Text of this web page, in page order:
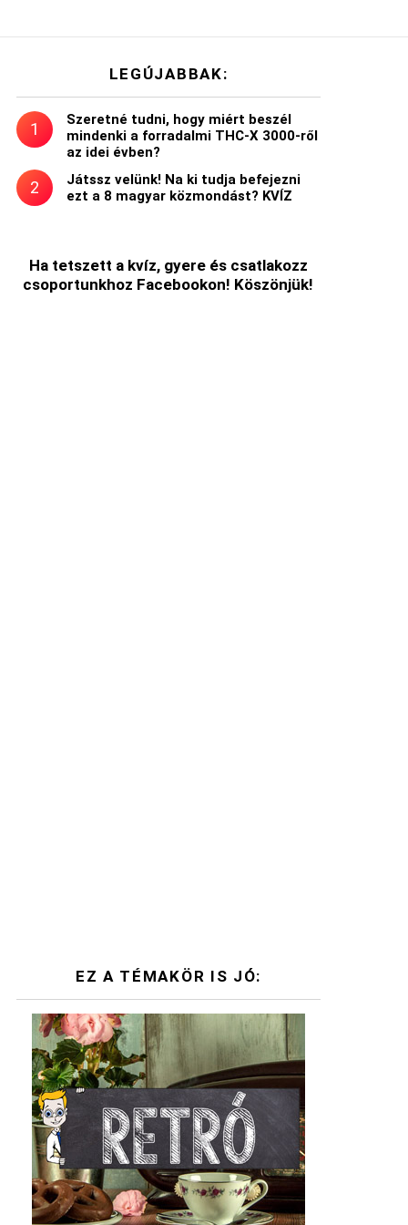
LEGÚJABBAK:
Szeretné tudni, hogy miért beszél
mindenki a forradalmi THC-X 3000-ről
az idei évben?
Játssz velünk! Na ki tudja befejezni
ezt a 8 magyar közmondást? KVÍZ
Ha tetszett a kvíz, gyere és csatlakozz
csoportunkhoz Facebookon! Köszönjük!
EZ A TÉMAKÖR IS JÓ: